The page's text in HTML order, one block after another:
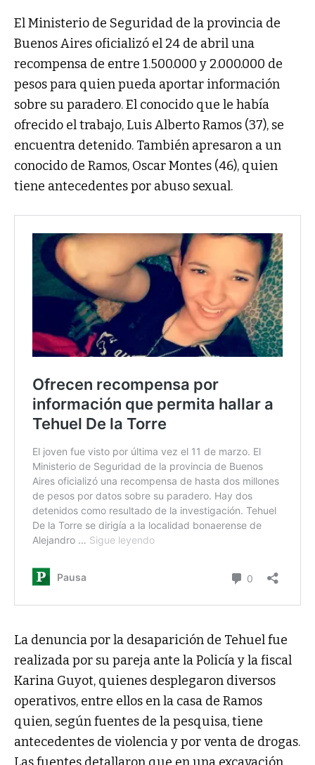
El Ministerio de Seguridad de la provincia de
Buenos Aires oficializó el 24 de abril una
recompensa de entre 1.500.000 y 2.000.000 de
pesos para quien pueda aportar información
sobre su paradero. El conocido que le había
ofrecido el trabajo, Luis Alberto Ramos (37), se
encuentra detenido. También apresaron a un
conocido de Ramos, Oscar Montes (46), quien
tiene antecedentes por abuso sexual.
La denuncia por la desaparición de Tehuel fue
realizada por su pareja ante la Policía y la fiscal
Karina Guyot, quienes desplegaron diversos
operativos, entre ellos en la casa de Ramos
quien, según fuentes de la pesquisa, tiene
antecedentes de violencia y por venta de drogas.